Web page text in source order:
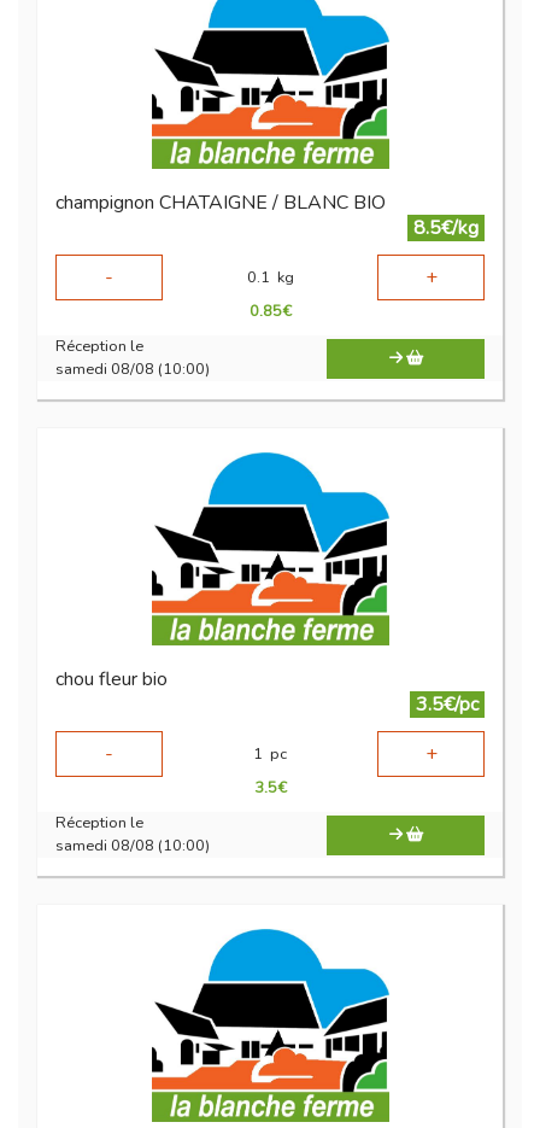
champignon CHATAIGNE / BLANC BIO
8.5€/kg
-
0.1 kg +
0.85€
Réception le
samedi 08/08 (10:00)
chou fleur bio
3.5€/pc
-
1 pc +
3.5€
Réception le
samedi 08/08 (10:00)